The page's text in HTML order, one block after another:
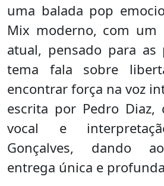
uma balada pop
Mix moderno, com
atual, pensado para as
tema fala sobre
encontrar força na voz
escrita por Pedro Diaz,
vocal e
Gonçalves, dando
entrega única e